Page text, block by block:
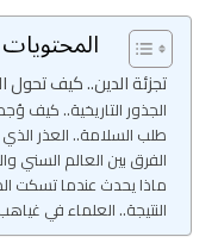
المحتويات
تجزئة الدين.. كيف تحول
الجذور التاريخية.. كيف
طلب السلامة.. العذر الذي
الفرق بين العالم السني
ماذا يحدث عندما تسكت
النتيجة.. العلماء في